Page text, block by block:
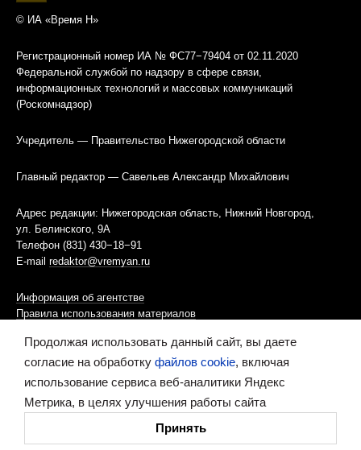
© ИА «Время Н»
Регистрационный номер ИА № ФС77−79404 от 02.11.2020
Федеральной службой по надзору в сфере связи,
информационных технологий и массовых коммуникаций
(Роскомнадзор)
Учредитель — Правительство Нижегородской области
Главный редактор — Савельев Александр Михайлович
Адрес редакции: Нижегородская область, Нижний Новгород,
ул. Белинского, 9А
Телефон (831) 430−18−91
E-mail redaktor@vremyan.ru
Информация об агентстве
Правила использования материалов
Информационная политика использования «cookies»-файлов
Ресурс содержит материалы 16+
Продолжая использовать данный сайт, вы даете
согласие на обработку файлов cookie, включая
использование сервиса веб-аналитики Яндекс
Метрика, в целях улучшения работы сайта
Принять